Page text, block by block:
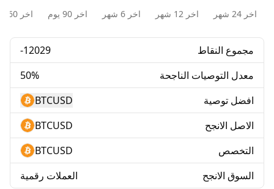
اخر 24 شهر اخر 12 شهر اخر 6 شهر اخر 90 يوم اخر 60 يوم
مجموع النقاط
-12029
معدل التوصيات الناجحة
50%
افضل توصية
BTCUSD
الاصل الانجح
BTCUSD
التخصص
BTCUSD
السوق الانجح
العملات رقمية